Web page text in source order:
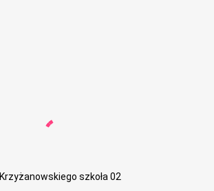
Krzyżanowskiego szkoła 02